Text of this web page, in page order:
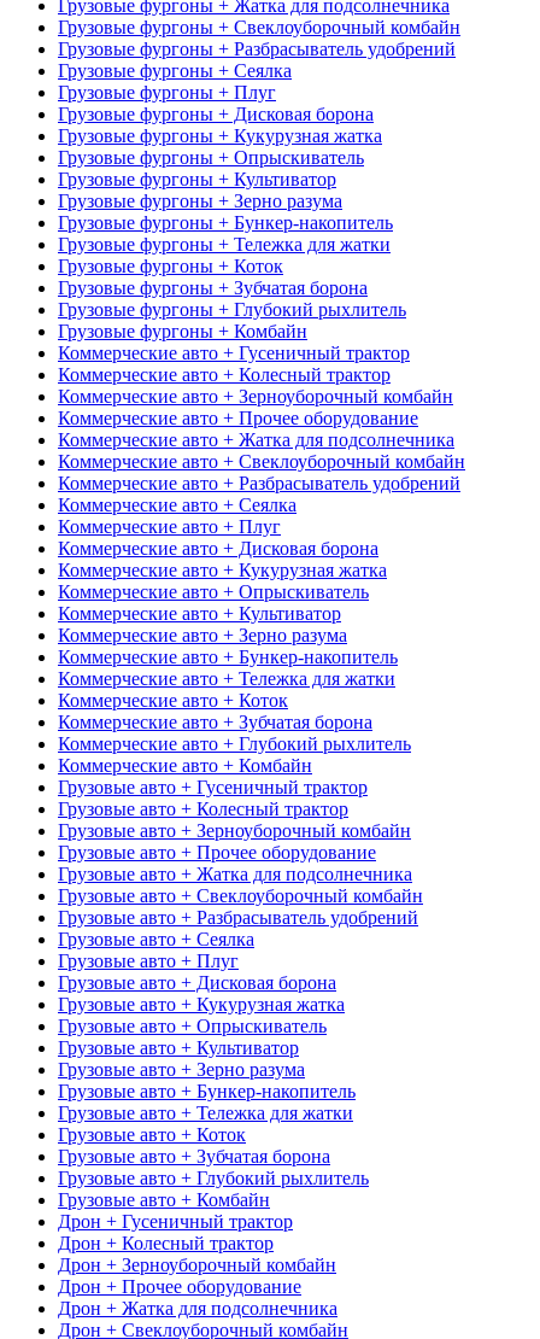
Грузовые фургоны + Жатка для подсолнечника
Грузовые фургоны + Свеклоуборочный комбайн
Грузовые фургоны + Разбрасыватель удобрений
Грузовые фургоны + Сеялка
Грузовые фургоны + Плуг
Грузовые фургоны + Дисковая борона
Грузовые фургоны + Кукурузная жатка
Грузовые фургоны + Опрыскиватель
Грузовые фургоны + Культиватор
Грузовые фургоны + Зерно разума
Грузовые фургоны + Бункер-накопитель
Грузовые фургоны + Тележка для жатки
Грузовые фургоны + Коток
Грузовые фургоны + Зубчатая борона
Грузовые фургоны + Глубокий рыхлитель
Грузовые фургоны + Комбайн
Коммерческие авто + Гусеничный трактор
Коммерческие авто + Колесный трактор
Коммерческие авто + Зерноуборочный комбайн
Коммерческие авто + Прочее оборудование
Коммерческие авто + Жатка для подсолнечника
Коммерческие авто + Свеклоуборочный комбайн
Коммерческие авто + Разбрасыватель удобрений
Коммерческие авто + Сеялка
Коммерческие авто + Плуг
Коммерческие авто + Дисковая борона
Коммерческие авто + Кукурузная жатка
Коммерческие авто + Опрыскиватель
Коммерческие авто + Культиватор
Коммерческие авто + Зерно разума
Коммерческие авто + Бункер-накопитель
Коммерческие авто + Тележка для жатки
Коммерческие авто + Коток
Коммерческие авто + Зубчатая борона
Коммерческие авто + Глубокий рыхлитель
Коммерческие авто + Комбайн
Грузовые авто + Гусеничный трактор
Грузовые авто + Колесный трактор
Грузовые авто + Зерноуборочный комбайн
Грузовые авто + Прочее оборудование
Грузовые авто + Жатка для подсолнечника
Грузовые авто + Свеклоуборочный комбайн
Грузовые авто + Разбрасыватель удобрений
Грузовые авто + Сеялка
Грузовые авто + Плуг
Грузовые авто + Дисковая борона
Грузовые авто + Кукурузная жатка
Грузовые авто + Опрыскиватель
Грузовые авто + Культиватор
Грузовые авто + Зерно разума
Грузовые авто + Бункер-накопитель
Грузовые авто + Тележка для жатки
Грузовые авто + Коток
Грузовые авто + Зубчатая борона
Грузовые авто + Глубокий рыхлитель
Грузовые авто + Комбайн
Дрон + Гусеничный трактор
Дрон + Колесный трактор
Дрон + Зерноуборочный комбайн
Дрон + Прочее оборудование
Дрон + Жатка для подсолнечника
Дрон + Свеклоуборочный комбайн